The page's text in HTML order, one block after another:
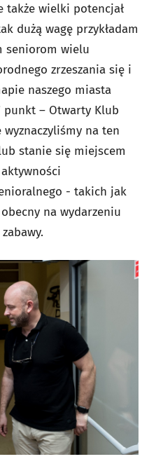
także wielki potencjał
dużą wagę przykładam
seniorom wielu
zrzeszania się i
naszego miasta
punkt – Otwarty Klub
na ten
stanie się miejscem
- takich jak
na wydarzeniu